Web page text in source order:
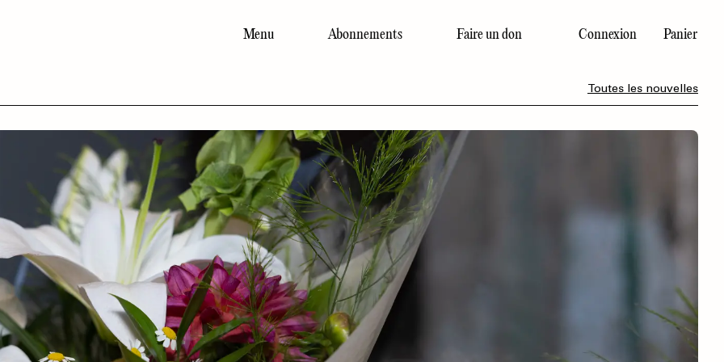
Menu Abonnements Faire un don Connexion Panier
Toutes les nouvelles